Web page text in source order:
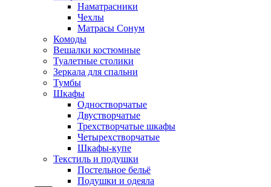
Наматрасники
Чехлы
Матрасы Сонум
Комоды
Вешалки костюмные
Туалетные столики
Зеркала для спальни
Тумбы
Шкафы
Одностворчатые
Двустворчатые
Трехстворчатые шкафы
Четырехстворчатые
Шкафы-купе
Текстиль и подушки
Постельное бельё
Подушки и одеяла